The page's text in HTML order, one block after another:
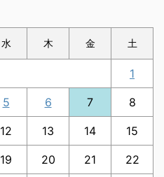
水 木 金 土
1
5 6 7 8
12 13 14 15
19 20 21 22